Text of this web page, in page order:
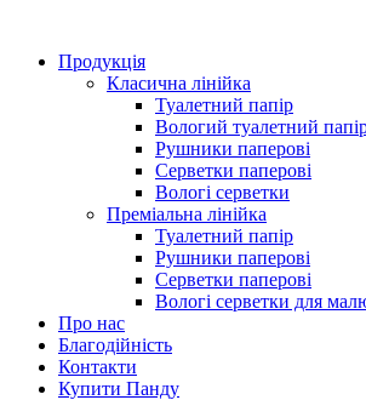
Продукція
Класична лінійка
Туалетний папір
Вологий туалетний
Рушники паперові
Серветки паперові
Вологі серветки
Преміальна лінійка
Туалетний папір
Рушники паперові
Cерветки паперові
Вологі серветки для
Про нас
Благодійність
Контакти
Купити Панду